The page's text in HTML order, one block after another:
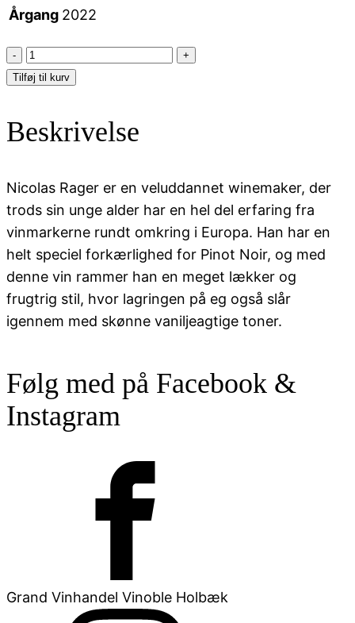
Årgang 2022
Nic
Rager
Pinot
Noir
Tilføj til kurv
Beskrivelse
Nicolas Rager er en veluddannet winemaker, der
trods sin unge alder har en hel del erfaring fra
vinmarkerne rundt omkring i Europa. Han har en
helt speciel forkærlighed for Pinot Noir, og med
denne vin rammer han en meget lækker og
frugtrig stil, hvor lagringen på eg også slår
igennem med skønne vaniljeagtige toner.
Følg med på Facebook &
Instagram
Grand Vinhandel Vinoble Holbæk